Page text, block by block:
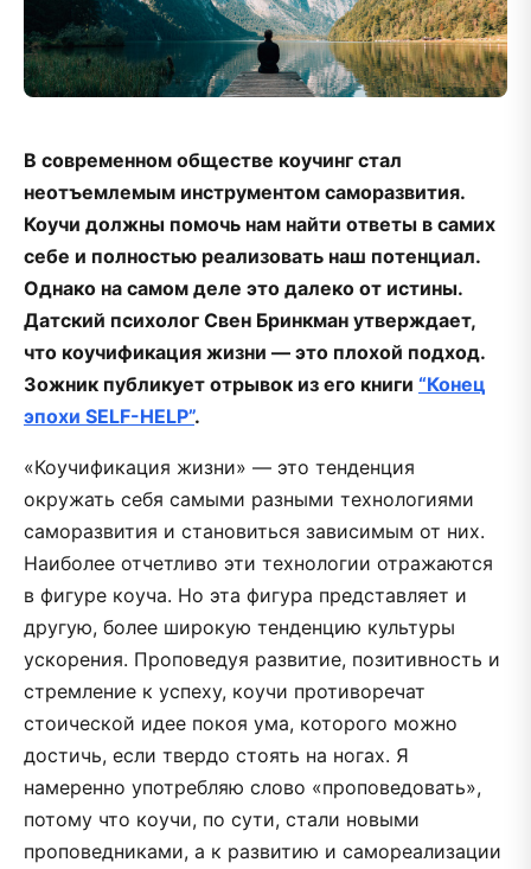
В современном обществе коучинг стал
неотъемлемым инструментом саморазвития.
Коучи должны помочь нам найти ответы в самих
себе и полностью реализовать наш потенциал.
Однако на самом деле это далеко от истины.
Датский психолог Свен Бринкман утверждает,
что коучификация жизни — это плохой подход.
Зожник публикует отрывок из его книги “Конец
эпохи SELF-HELP”.
«Коучификация жизни» — это тенденция
окружать себя самыми разными технологиями
саморазвития и становиться зависимым от них.
Наиболее отчетливо эти технологии отражаются
в фигуре коуча. Но эта фигура представляет и
другую, более широкую тенденцию культуры
ускорения. Проповедуя развитие, позитивность и
стремление к успеху, коучи противоречат
стоической идее покоя ума, которого можно
достичь, если твердо стоять на ногах. Я
намеренно употребляю слово «проповедовать»,
потому что коучи, по сути, стали новыми
проповедниками, а к развитию и самореализации